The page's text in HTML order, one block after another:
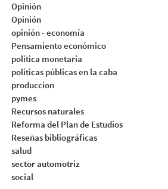
Opinión
Opinión
opinión - economía
Pensamiento económico
política monetaria
políticas públicas en la caba
produccion
pymes
Recursos naturales
Reforma del Plan de Estudios
Reseñas bibliográficas
salud
sector automotriz
social